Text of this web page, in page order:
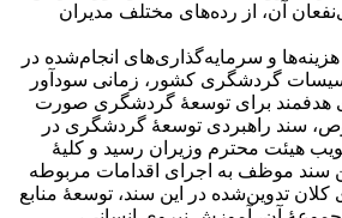
آن، از رده‌های مختلف مدیران
و سرمایه‌گذاری‌های انجام‌شده در
گردشگری کشور، زمانی سودآور
هدفمند برای توسعۀ گردشگری صورت
سند راهبردی توسعۀ گردشگری در
هیئت محترم وزیران رسید و کلیۀ
سند موظف به اجرای اقدامات مربوطه
کلان تدوین‌شده در این سند، توسعۀ منابع